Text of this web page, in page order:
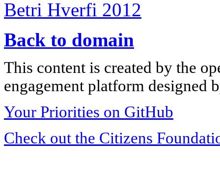
Betri Hverfi 2012
Back to domain
This content is created by the
engagement platform designed
Your Priorities on GitHub
Check out the Citizens